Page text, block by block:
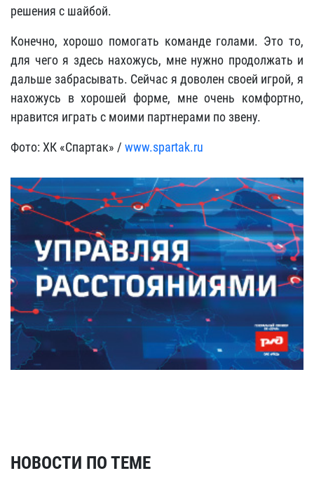
решения с шайбой.
Конечно, хорошо помогать команде голами. Это то,
для чего я здесь нахожусь, мне нужно продолжать и
дальше забрасывать. Сейчас я доволен своей игрой, я
нахожусь в хорошей форме, мне очень комфортно,
нравится играть с моими партнерами по звену.
Фото: ХК «Спартак» / www.spartak.ru
НОВОСТИ ПО ТЕМЕ